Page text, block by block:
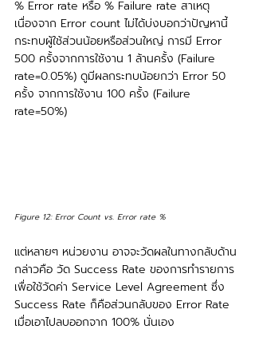
% Error rate หรือ % Failure rate สาเหตุ
เนื่องจาก Error count ไม่ได้บ่งบอกว่าปัญหานี้
กระทบผู้ใช้ส่วนน้อยหรือส่วนใหญ่ การมี Error
500 ครั้งจากการใช้งาน 1 ล้านครั้ง (Failure
rate=0.05%) ดูมีผลกระทบน้อยกว่า Error 50
ครั้ง จากการใช้งาน 100 ครั้ง (Failure
rate=50%)
Figure 12: Error Count vs. Error rate %
แต่หลายๆ หน่วยงาน อาจจะวัดผลในทางกลับด้าน
กล่าวคือ วัด Success Rate ของการทำรายการ
เพื่อใช้วัดค่า Service Level Agreement ซึ่ง
Success Rate ก็คือส่วนกลับของ Error Rate
เมื่อเอาไปลบออกจาก 100% นั่นเอง